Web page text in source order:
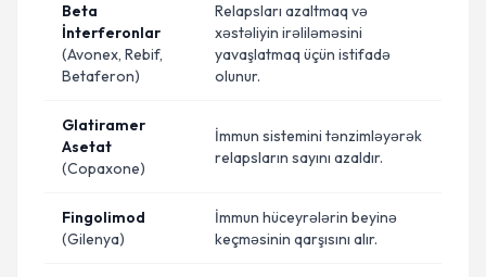
Beta
İnterferonlar
(Avonex, Rebif,
Betaferon)
Relapsları azaltmaq və
xəstəliyin irəliləməsini
yavaşlatmaq üçün istifadə
olunur.
Glatiramer
Asetat
(Copaxone)
İmmun sistemini tənzimləyərək
relapsların sayını azaldır.
Fingolimod
(Gilenya)
İmmun hüceyrələrin beyinə
keçməsinin qarşısını alır.